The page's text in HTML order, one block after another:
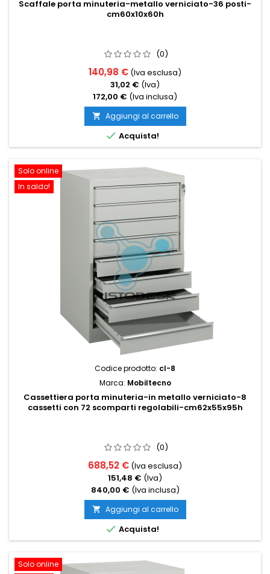
Scaffale porta minuteria-metallo verniciato-36 posti-
cm60x10x60h
(0)
140,98 € (Iva esclusa)
31,02 € (Iva)
172,00 € (Iva inclusa)
 Aggiungi al carrello
 Acquista!
Solo online
In saldo!
Codice prodotto: cl-8
Marca: Mobiltecno
Cassettiera porta minuteria-in metallo verniciato-8
cassetti con 72 scomparti regolabili-cm62x55x95h
(0)
688,52 € (Iva esclusa)
151,48 € (Iva)
840,00 € (Iva inclusa)
 Aggiungi al carrello
 Acquista!
Solo online